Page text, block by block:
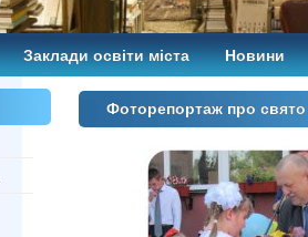
Заклади освіти міста Новини
Фоторепортаж про